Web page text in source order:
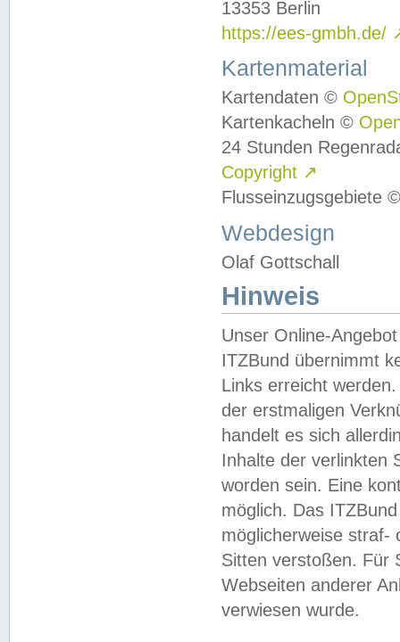
13353 Berlin
https://ees-gmbh.de/
Kartenmaterial
Kartendaten ©
Kartenkacheln ©
24 Stunden
Copyright ↗
Flusseinzugsgebiete
Webdesign
Olaf Gottschall
Hinweis
Unser Online-
ITZBund übernimmt
Links erreicht
der erstmaligen
handelt es sich
Inhalte der verlinkten
worden sein. Eine
möglich. Das
möglicherweise straf-
Sitten verstoßen. Für
Webseiten anderer
verwiesen wurde.